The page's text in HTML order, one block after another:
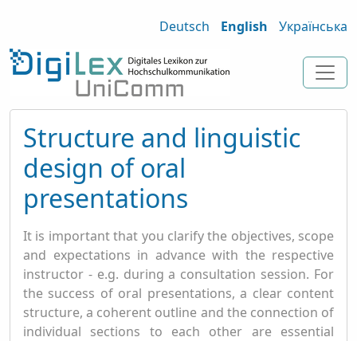
Deutsch English Українська
Structure and linguistic
design of oral
presentations
It is important that you clarify the objectives, scope
and expectations in advance with the respective
instructor - e.g. during a consultation session. For
the success of oral presentations, a clear content
structure, a coherent outline and the connection of
individual sections to each other are essential